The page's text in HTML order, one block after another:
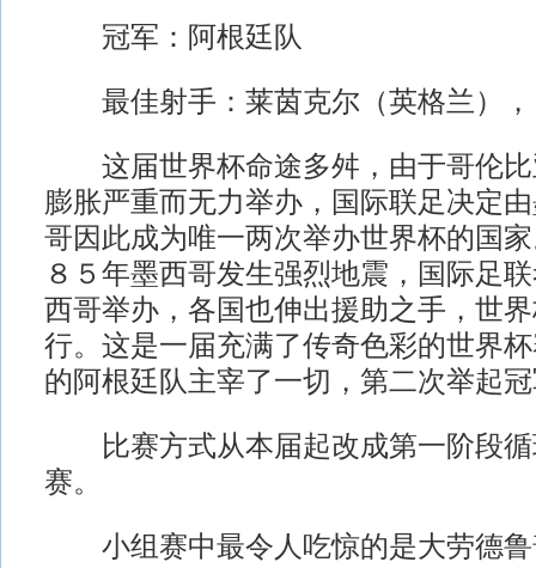
冠军：阿根廷队
最佳射手：莱茵克尔（英格兰），
这届世界杯命途多舛，由于哥伦比
膨胀严重而无力举办，国际联足决定
哥因此成为唯一两次举办世界杯的国
８５年墨西哥发生强烈地震，国际足
西哥举办，各国也伸出援助之手，世
行。这是一届充满了传奇色彩的世界
的阿根廷队主宰了一切，第二次举起
比赛方式从本届起改成第一阶段循
赛。
小组赛中最令人吃惊的是大劳德鲁